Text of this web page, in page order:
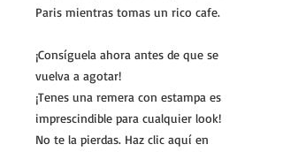
Paris mientras tomas un rico cafe.
¡Consíguela ahora antes de que se
vuelva a agotar!
¡Tenes una remera con estampa es
imprescindible para cualquier look!
No te la pierdas. Haz clic aquí en